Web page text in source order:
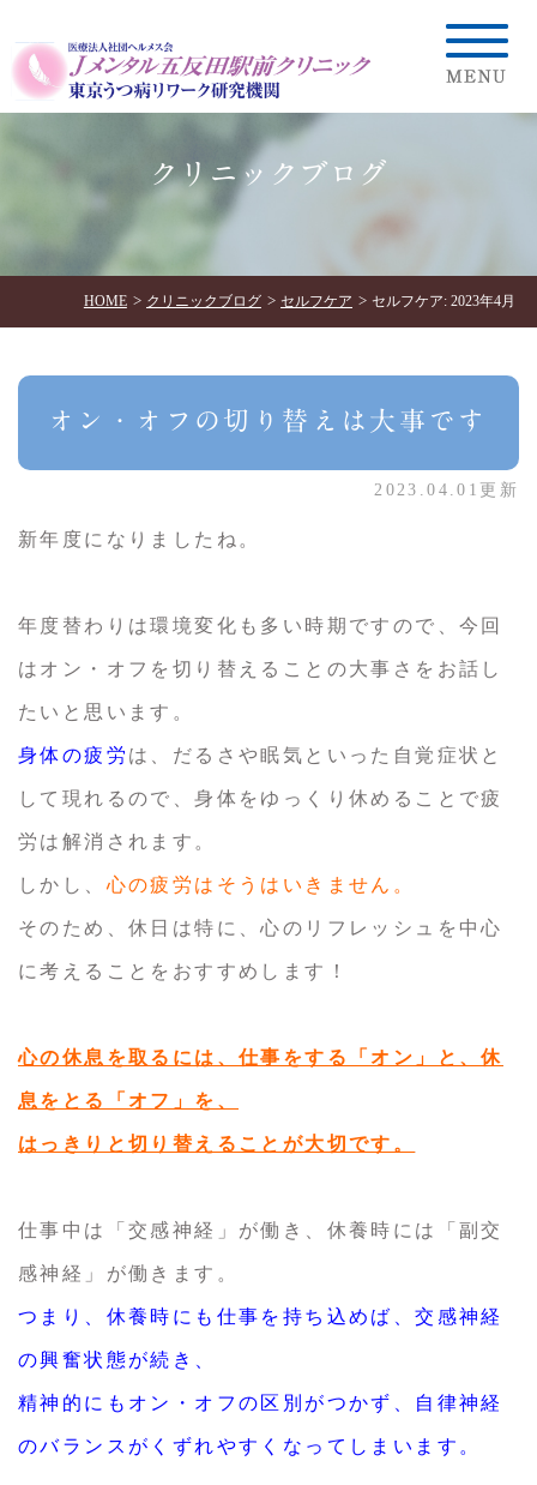
クリニックブログ
HOME クリニックブログ セルフケア セルフケア: 2023年4月
オン・オフの切り替えは大事です
2023.04.01更新
新年度になりましたね。
年度替わりは環境変化も多い時期ですので、今回
はオン・オフを切り替えることの大事さをお話し
たいと思います。
身体の疲労 は、だるさや眠気といった自覚症状と
して現れるので、身体をゆっくり休めることで疲
労は解消されます。
しかし、 心の疲労はそうはいきません。
そのため、休日は特に、心のリフレッシュを中心
に考えることをおすすめします！
心の休息を取るには、仕事をする「オン」と、休
息をとる「オフ」を、
はっきりと切り替えることが大切です。
仕事中は「交感神経」が働き、休養時には「副交
感神経」が働きます。
つまり、休養時にも仕事を持ち込めば、交感神経
の興奮状態が続き、
精神的にもオン・オフの区別がつかず、自律神経
のバランスがくずれやすくなってしまいます。